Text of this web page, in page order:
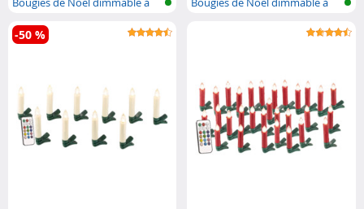
LED avec..
-50 %